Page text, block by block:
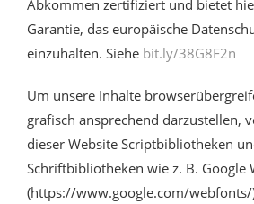
Abkommen zertifiziert und bietet
Garantie, das europäische
einzuhalten. Siehe bit.ly/38G8F2n
Um unsere Inhalte
grafisch ansprechend darzustellen,
dieser Website Scriptbibliotheken
Schriftbibliotheken wie z. B. Google
(https://www.google.com/webfonts/